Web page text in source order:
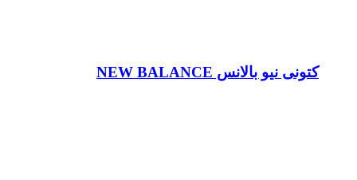
کتونی نیو بالانس NEW BALANCE